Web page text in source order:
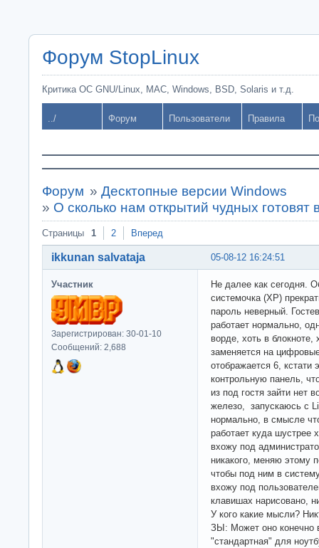
Форум StopLinux
Критика ОС GNU/Linux, MAC, Windows, BSD, Solaris и т.д.
../ Форум Пользователи Правила
Форум » Десктопные версии Windows
» О сколько нам открытий чудных готовят
Страницы 1 2 Вперед
05-08-12 16:24:51
ikkunan salvataja
Участник
Зарегистрирован: 30-01-10
Сообщений: 2,688
Не далее как сегодня.
системочка (XP)
пароль неверный.
работает нормально,
ворде, хоть в блокноте,
заменяется на
отображается 6, кстати
контрольную панель,
из под гостя зайти нет
железо, запускаюсь с
нормально, в смысле
работает куда
вхожу под
никакого, меняю этому
чтобы под ним в
вхожу под
клавишах нарисовано,
У кого какие мысли?
ЗЫ: Может оно конечно
"стандартная" для